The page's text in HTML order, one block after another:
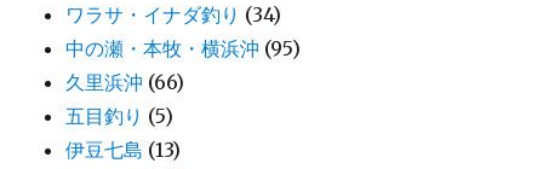
ワラサ・イナダ釣り (34)
中の瀬・本牧・横浜沖 (95)
久里浜沖 (66)
五目釣り (5)
伊豆七島 (13)